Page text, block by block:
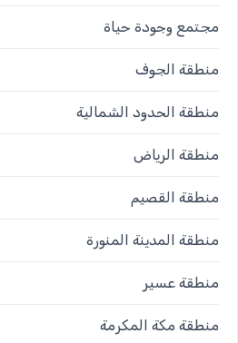
مجتمع وجودة حياة
منطقة الجوف
منطقة الحدود الشمالية
منطقة الرياض
منطقة القصيم
منطقة المدينة المنورة
منطقة عسير
منطقة مكة المكرمة